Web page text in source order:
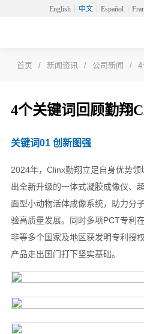
English 中文 Español
首页 / 新闻资讯 / 公司新闻 / 4
4个关键词回顾勤翔